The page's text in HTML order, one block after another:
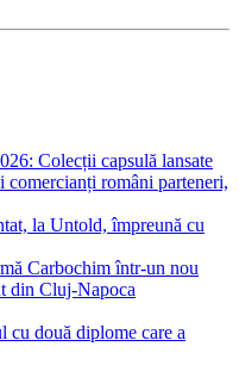
Colecții capsulă lansate
români parteneri,
la Untold, împreună cu
Carbochim într-un nou
din Cluj-Napoca
cu două diplome care a